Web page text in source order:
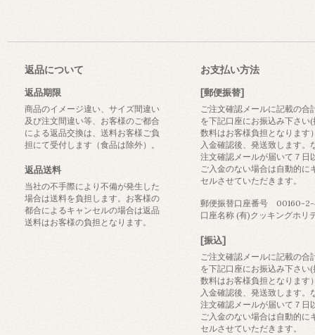
返品について
返品期限
商品のイメージ違い、サイズ間違い
及び注文間違い等、お客様のご都合
による返品交換は、送料お客様ご負
担にて受付します（食品は除外）。
返品送料
当社の不手際により不備が発生した
場合は送料を負担します。お客様の
都合によるキャンセルの場合は返品
送料はお客様の負担となります。
お支払い方法
[郵便振替]
ご注文確認メールに記載の合
を下記口座にお振込み下さい
数料はお客様負担となります
入金確認後、発送致します。
注文確認メールが届いて７日
ご入金のない場合は自動的に
セルさせていただきます。
郵便振替口座番号 00160-2-
口座名称 (有)クッキングホリ
[振込]
ご注文確認メールに記載の合
を下記口座にお振込み下さい
数料はお客様負担となります
入金確認後、発送致します。
注文確認メールが届いて７日
ご入金のない場合は自動的に
セルさせていただきます。